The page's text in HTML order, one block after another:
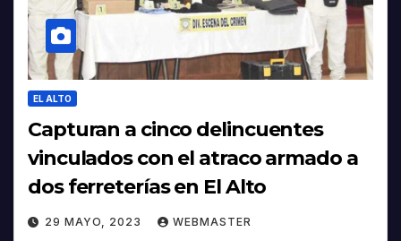
EL ALTO
Capturan a cinco delincuentes
vinculados con el atraco armado a
dos ferreterías en El Alto
29 MAYO, 2023 WEBMASTER